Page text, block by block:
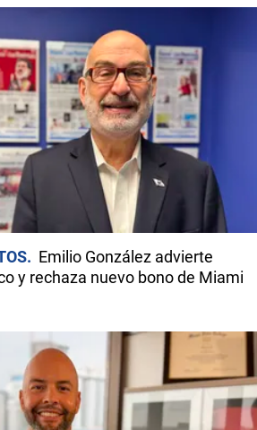
Emilio González advierte
y rechaza nuevo bono de Miami